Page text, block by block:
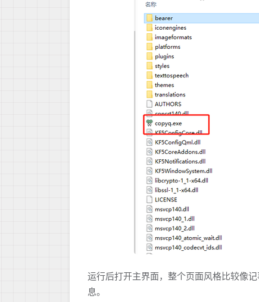
运行后打开主界面，整个页面风格比较像
息。